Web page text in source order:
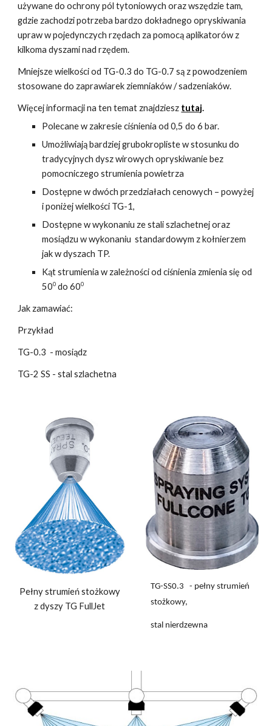
używane do ochrony pól tytoniowych oraz wszędzie tam,
gdzie zachodzi potrzeba bardzo dokładnego opryskiwania
upraw w pojedynczych rzędach za pomocą aplikatorów z
kilkoma dyszami nad rzędem.
Mniejsze wielkości od TG-0.3 do TG-0.7 są z powodzeniem
stosowane do zaprawiarek ziemniaków / sadzeniaków.
Więcej informacji na ten temat znajdziesz tutaj.
Polecane w zakresie ciśnienia od 0,5 do 6 bar.
Umożliwiają bardziej grubokropliste w stosunku do
tradycyjnych dysz wirowych opryskiwanie bez
pomocniczego strumienia powietrza
Dostępne w dwóch przedziałach cenowych – powyżej
i poniżej wielkości TG-1,
Dostępne w wykonaniu ze stali szlachetnej oraz
mosiądzu w wykonaniu standardowym z kołnierzem
jak w dyszach TP.
Kąt strumienia w zależności od ciśnienia zmienia się od
500 do 600
Jak zamawiać:
Przykład
TG-0.3 - mosiądz
TG-2 SS - stal szlachetna
Pełny strumień stożkowy
z dyszy TG FullJet
TG-SS0.3 - pełny strumień
stożkowy,
stal nierdzewna